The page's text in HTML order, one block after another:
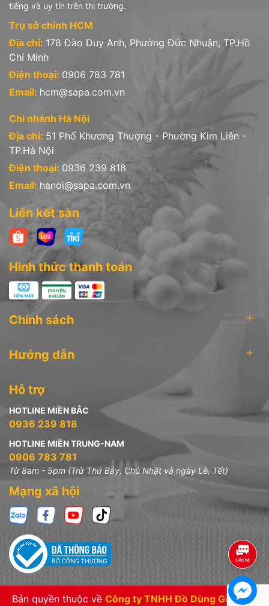
tiếng và uy tín trên thị trường.
Trụ sở chính HCM
Địa chỉ: 178 Đào Duy Anh, Phường Đức Nhuận, TP.Hồ
Chí Minh
Điện thoại: 0906 783 781
Email: hcm@sapa.com.vn
Chi nhánh Hà Nội
Địa chỉ: 51 Phố Khương Thượng - Phường Kim Liên -
TP.Hà Nội
Điện thoại: 0936 239 818
Email: hanoi@sapa.com.vn
Liên kết sàn
Hình thức thanh toán
Chính sách
Hướng dẫn
Hỗ trợ
HOTLINE MIỀN BẮC
0936 239 818
HOTLINE MIỀN TRUNG-NAM
0906 783 781
Từ 8am - 5pm (Trừ Thứ Bảy, Chủ Nhật và ngày Lễ, Tết)
Mạng xã hội
Bản quyền thuộc về Công ty TNHH Đồ Dùng Gia Đình